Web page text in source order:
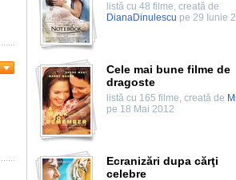
listă cu 48 filme, creată de
DianaDinulescu pe 29 Iunie
Cele mai bune filme de
dragoste
listă cu 165 filme, creată de
pe 18 Mai 2012
Ecranizări dupa cărţi
celebre